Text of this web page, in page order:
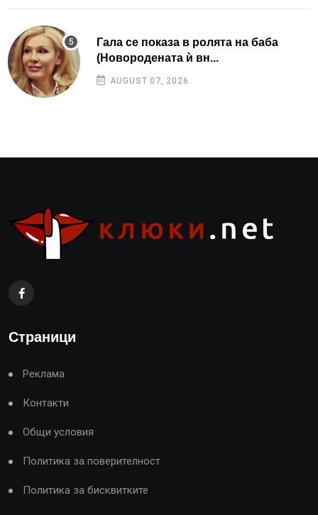
Гала се показа в ролята на баба
(Новородената ѝ вн...
AUGUST 07, 2026
Страници
Реклама
Контакти
Общи условия
Политика за поверителност
Политика за бисквитките